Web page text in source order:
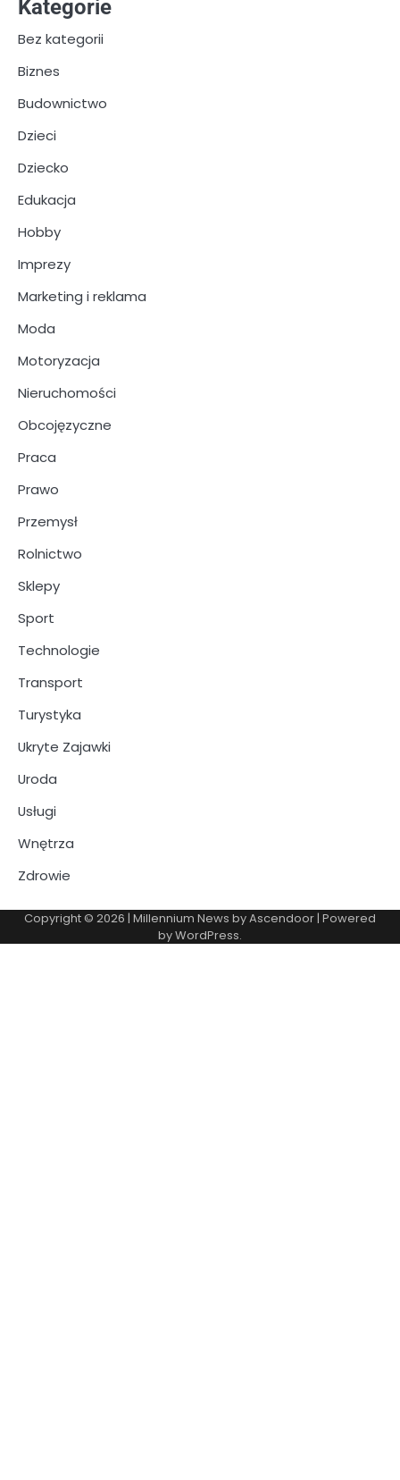
Kategorie
Bez kategorii
Biznes
Budownictwo
Dzieci
Dziecko
Edukacja
Hobby
Imprezy
Marketing i reklama
Moda
Motoryzacja
Nieruchomości
Obcojęzyczne
Praca
Prawo
Przemysł
Rolnictwo
Sklepy
Sport
Technologie
Transport
Turystyka
Ukryte Zajawki
Uroda
Usługi
Wnętrza
Zdrowie
Copyright © 2026 | Millennium News byAscendoor| Powered
byWordPress.